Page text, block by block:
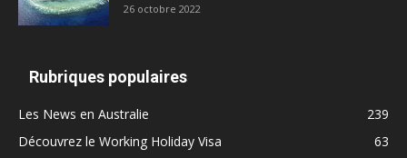
26 octobre 2022
Rubriques populaires
Les News en Australie
239
Découvrez le Working Holiday Visa
63